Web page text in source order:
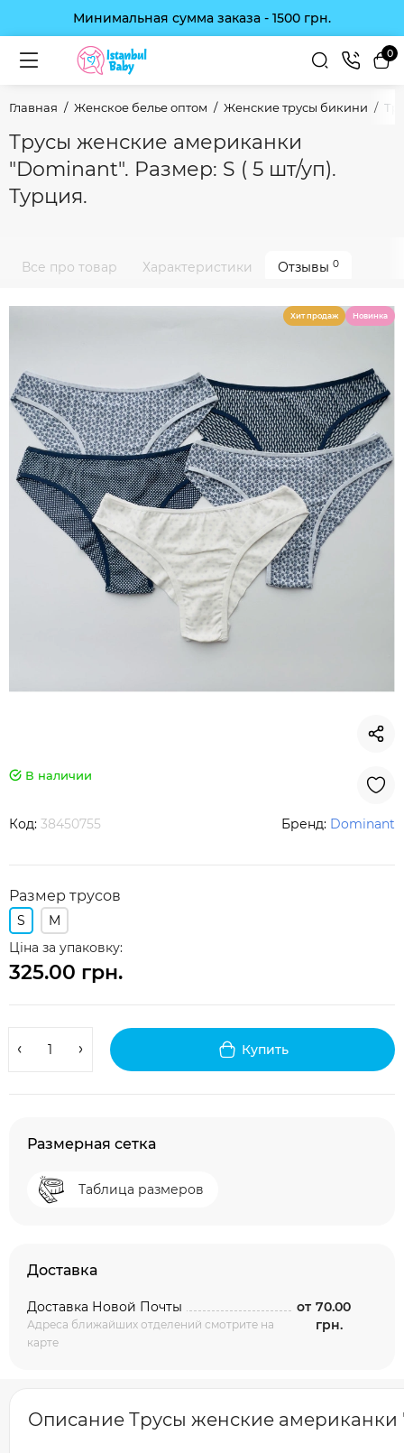
Минимальная сумма заказа - 1500 грн.
0
Главная Женское белье оптом Женские трусы бикини
Трусы женские американки
"Dominant". Размер: S ( 5 шт/уп).
Турция.
Все про товар Характеристики Отзывы 0
Хит продаж Новинка
В наличии
Код: 38450755 Бренд: Dominant
Размер трусов
S
M
Ціна за упаковку:
325.00 грн.
Купить
Размерная сетка
Таблица размеров
Доставка
Доставка Новой Почты
Адреса ближайших отделений смотрите на
карте
от 70.00
грн.
Описание Трусы женские американки